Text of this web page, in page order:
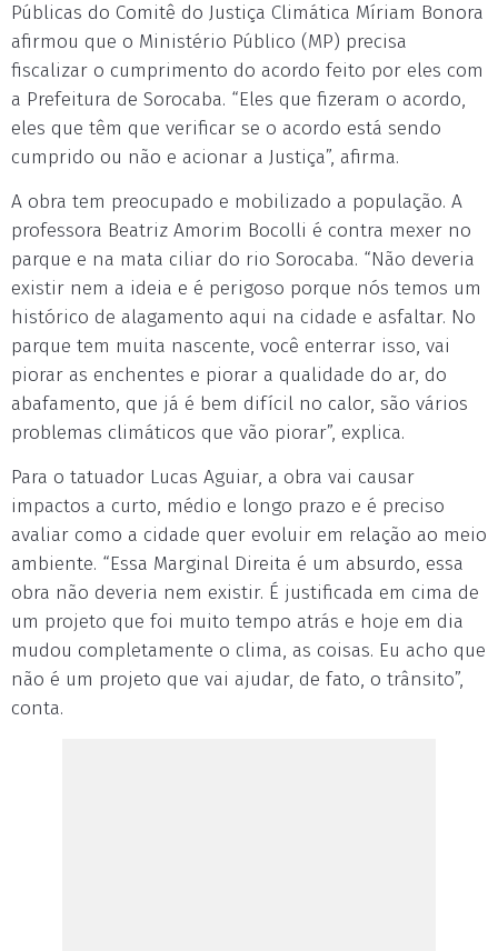
Públicas do Comitê do Justiça Climática Míriam Bonora
afirmou que o Ministério Público (MP) precisa
fiscalizar o cumprimento do acordo feito por eles com
a Prefeitura de Sorocaba. “Eles que fizeram o acordo,
eles que têm que verificar se o acordo está sendo
cumprido ou não e acionar a Justiça”, afirma.
A obra tem preocupado e mobilizado a população. A
professora Beatriz Amorim Bocolli é contra mexer no
parque e na mata ciliar do rio Sorocaba. “Não deveria
existir nem a ideia e é perigoso porque nós temos um
histórico de alagamento aqui na cidade e asfaltar. No
parque tem muita nascente, você enterrar isso, vai
piorar as enchentes e piorar a qualidade do ar, do
abafamento, que já é bem difícil no calor, são vários
problemas climáticos que vão piorar”, explica.
Para o tatuador Lucas Aguiar, a obra vai causar
impactos a curto, médio e longo prazo e é preciso
avaliar como a cidade quer evoluir em relação ao meio
ambiente. “Essa Marginal Direita é um absurdo, essa
obra não deveria nem existir. É justificada em cima de
um projeto que foi muito tempo atrás e hoje em dia
mudou completamente o clima, as coisas. Eu acho que
não é um projeto que vai ajudar, de fato, o trânsito”,
conta.